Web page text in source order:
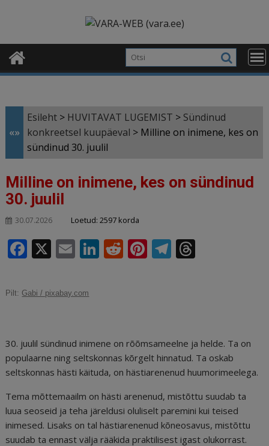
«»
Esileht > HUVITAVAT LUGEMIST > Sündinud
konkreetsel kuupäeval > Milline on inimene, kes on
sündinud 30. juulil
Milline on inimene, kes on sündinud
30. juulil
30.07.2026 Loetud: 2597 korda
F
c
o
o
k
X E
ai
Li
n
R Pi
st
T
m d
s
Pilt: Gabi / pixabay.com
30. juulil sündinud inimene on rõõmsameelne ja helde. Ta on
populaarne ning seltskonnas kõrgelt hinnatud. Ta oskab
seltskonnas hästi käituda, on hästiarenenud huumorimeelega.
Tema mõttemaailm on hästi arenenud, mistõttu suudab ta
luua seoseid ja teha järeldusi oluliselt paremini kui teised
inimesed. Lisaks on tal hästiarenenud kõneosavus, mistõttu
suudab ta ennast välja rääkida praktilisest igast olukorrast.